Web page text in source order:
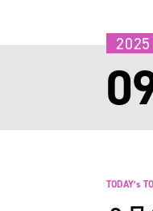
2025
TODAY’s